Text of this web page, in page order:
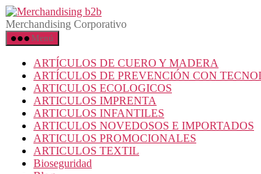
Merchandising Corporativo
Menú
ARTÍCULOS DE CUERO Y MADERA
ARTÍCULOS DE PREVENCIÓN CON
ARTICULOS ECOLOGICOS
ARTICULOS IMPRENTA
ARTICULOS INFANTILES
ARTICULOS NOVEDOSOS E IMPORTADOS
ARTICULOS PROMOCIONALES
ARTICULOS TEXTIL
Bioseguridad